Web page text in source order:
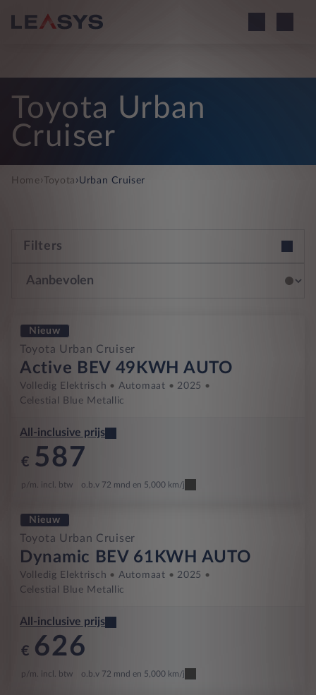
Toyota Urban
Cruiser
Home› Toyota ›Urban Cruiser
Filters
Nieuw
Toyota Urban Cruiser
Active BEV 49KWH AUTO
Volledig Elektrisch Automaat
2025
Celestial Blue Metallic
All-inclusive prijs
€ 587
p/m. incl. btw o.b.v 72 mnd en 5,000 km/j
Nieuw
Toyota Urban Cruiser
Dynamic BEV 61KWH AUTO
Volledig Elektrisch Automaat
2025
Celestial Blue Metallic
All-inclusive prijs
€ 626
p/m. incl. btw o.b.v 72 mnd en 5,000 km/j